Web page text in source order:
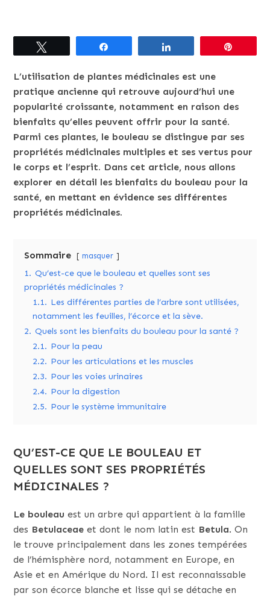
L’utilisation de plantes médicinales est une
pratique ancienne qui retrouve aujourd’hui une
popularité croissante, notamment en raison des
bienfaits qu’elles peuvent offrir pour la santé.
Parmi ces plantes, le bouleau se distingue par ses
propriétés médicinales multiples et ses vertus pour
le corps et l’esprit. Dans cet article, nous allons
explorer en détail les bienfaits du bouleau pour la
santé, en mettant en évidence ses différentes
propriétés médicinales.
Sommaire masquer
1. Qu’est-ce que le bouleau et quelles sont ses
propriétés médicinales ?
1.1. Les différentes parties de l’arbre sont utilisées,
notamment les feuilles, l’écorce et la sève.
2. Quels sont les bienfaits du bouleau pour la santé ?
2.1. Pour la peau
2.2. Pour les articulations et les muscles
2.3. Pour les voies urinaires
2.4. Pour la digestion
2.5. Pour le système immunitaire
QU’EST-CE QUE LE BOULEAU ET
QUELLES SONT SES PROPRIÉTÉS
MÉDICINALES ?
Le bouleau est un arbre qui appartient à la famille
des Betulaceaeet dont le nom latin est Betula. On
le trouve principalement dans les zones tempérées
de l’hémisphère nord, notamment en Europe, en
Asie et en Amérique du Nord. Il est reconnaissable
par son écorce blanche et lisse qui se détache en